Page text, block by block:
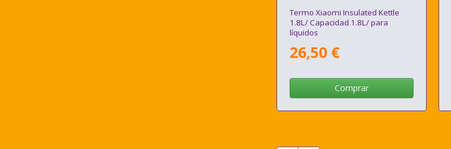
Termo Xiaomi Insulated Kettle
1.8L/ Capacidad 1.8L/ para
líquidos
26,50 €
Comprar